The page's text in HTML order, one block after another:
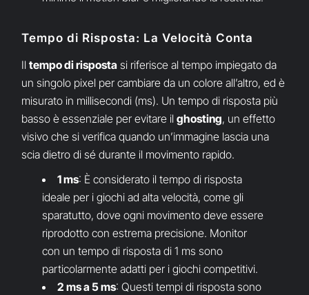
Tempo di Risposta: La Velocità Conta
Iltempo di risposta si riferisce al tempo impiegato da
un singolo pixel per cambiare da un colore all’altro, ed è
misurato in millisecondi (ms). Un tempo di risposta più
basso è essenziale per evitare ilghosting, un effetto
visivo che si verifica quando un’immagine lascia una
scia dietro di sé durante il movimento rapido.
1 ms: È considerato il tempo di risposta
ideale per i giochi ad alta velocità, come gli
sparatutto, dove ogni movimento deve essere
riprodotto con estrema precisione. Monitor
con un tempo di risposta di 1 ms sono
particolarmente adatti per i giochi competitivi.
2 ms a 5 ms: Questi tempi di risposta sono